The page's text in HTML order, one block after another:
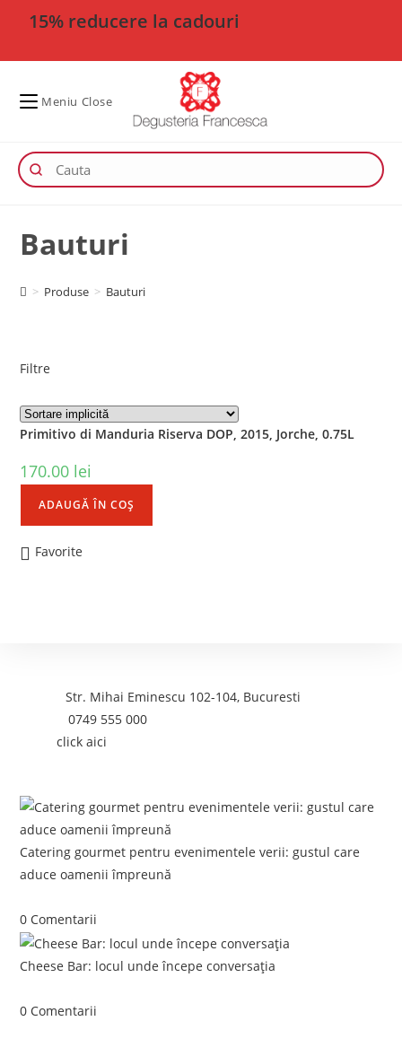
15% reducere la cadouri
Meniu Close
Bauturi
> Produse > Bauturi
Filtre
Primitivo di Manduria Riserva DOP, 2015, Jorche, 0.75L
170.00 lei
ADAUGĂ ÎN COȘ
Favorite
Adresa:Str. Mihai Eminescu 102-104, Bucuresti
Telefon:0749 555 000
Email:click aici
Catering gourmet pentru evenimentele verii: gustul care
aduce oamenii împreună
0 Comentarii
Cheese Bar: locul unde începe conversația
0 Comentarii